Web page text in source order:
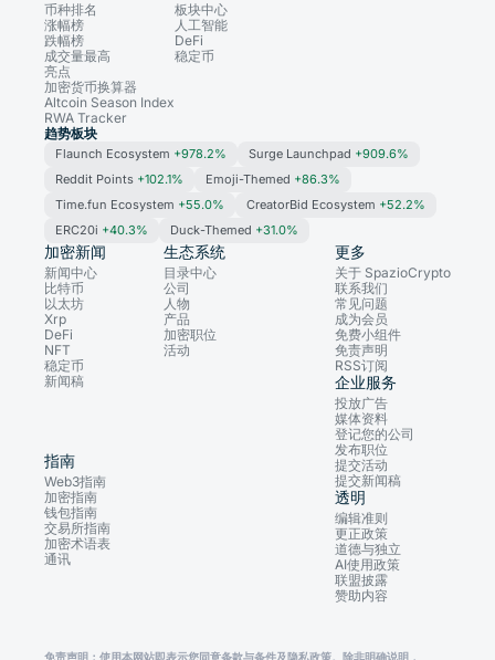
币种排名
涨幅榜
跌幅榜
成交量最高
亮点
加密货币换算器
Altcoin Season Index
RWA Tracker
板块中心
人工智能
DeFi
稳定币
趋势板块
Flaunch Ecosystem +978.2% Surge Launchpad +909.6%
Reddit Points +102.1% Emoji-Themed +86.3%
Time.fun Ecosystem +55.0% CreatorBid Ecosystem +52.2%
ERC20i +40.3% Duck-Themed +31.0%
加密新闻
新闻中心
比特币
以太坊
Xrp
DeFi
NFT
稳定币
新闻稿
生态系统
目录中心
公司
人物
产品
加密职位
活动
指南
Web3指南
加密指南
钱包指南
交易所指南
加密术语表
通讯
更多
关于 SpazioCrypto
联系我们
常见问题
成为会员
免费小组件
免责声明
RSS订阅
企业服务
投放广告
媒体资料
登记您的公司
发布职位
提交活动
提交新闻稿
透明
编辑准则
更正政策
道德与独立
AI使用政策
联盟披露
赞助内容
免责声明：使用本网站即表示您同意条款与条件及隐私政策。除非明确说明，